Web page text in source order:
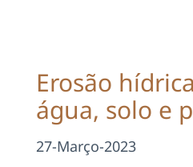
Área Reservada
Pesquisar
Erosão
água, solo e
27-Março-2023